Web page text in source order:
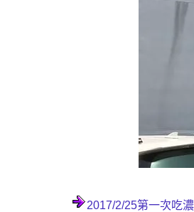
2017/2/25第一次吃